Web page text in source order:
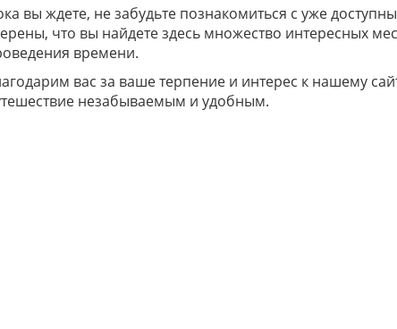
вы ждете, не забудьте познакомиться с уже
что вы найдете здесь множество интересных
времени.
вас за ваше терпение и интерес к нашему
незабываемым и удобным.